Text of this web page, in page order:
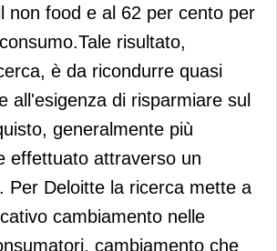
non food e al 62 per cento per
risultato,
è da ricondurre quasi
all'esigenza di risparmiare sul
generalmente più
effettuato attraverso un
Per Deloitte la ricerca mette a
cambiamento nelle
cambiamento che